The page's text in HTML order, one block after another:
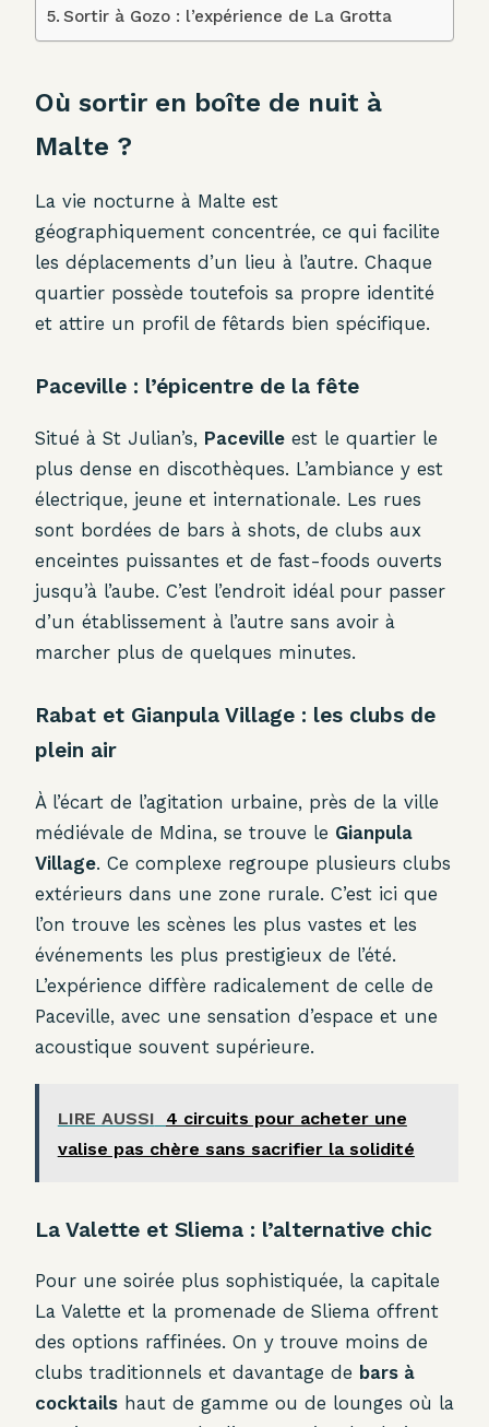
Sortir à Gozo : l’expérience de La Grotta
Où sortir en boîte de nuit à
Malte ?
La vie nocturne à Malte est
géographiquement concentrée, ce qui facilite
les déplacements d’un lieu à l’autre. Chaque
quartier possède toutefois sa propre identité
et attire un profil de fêtards bien spécifique.
Paceville : l’épicentre de la fête
Situé à St Julian’s, Paceville est le quartier le
plus dense en discothèques. L’ambiance y est
électrique, jeune et internationale. Les rues
sont bordées de bars à shots, de clubs aux
enceintes puissantes et de fast-foods ouverts
jusqu’à l’aube. C’est l’endroit idéal pour passer
d’un établissement à l’autre sans avoir à
marcher plus de quelques minutes.
Rabat et Gianpula Village : les clubs de
plein air
À l’écart de l’agitation urbaine, près de la ville
médiévale de Mdina, se trouve le Gianpula
Village. Ce complexe regroupe plusieurs clubs
extérieurs dans une zone rurale. C’est ici que
l’on trouve les scènes les plus vastes et les
événements les plus prestigieux de l’été.
L’expérience diffère radicalement de celle de
Paceville, avec une sensation d’espace et une
acoustique souvent supérieure.
LIRE AUSSI
4 circuits pour acheter une
valise pas chère sans sacrifier la solidité
La Valette et Sliema : l’alternative chic
Pour une soirée plus sophistiquée, la capitale
La Valette et la promenade de Sliema offrent
des options raffinées. On y trouve moins de
clubs traditionnels et davantage de bars à
cocktails haut de gamme ou de lounges où la